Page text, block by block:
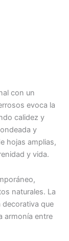
con un
evoca la
calidez y
y
hojas amplias,
y vida.
naturales. La
decorativa que
armonía entre